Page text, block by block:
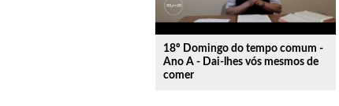
18º Domingo do tempo comum -
Ano A - Dai-lhes vós mesmos de
comer